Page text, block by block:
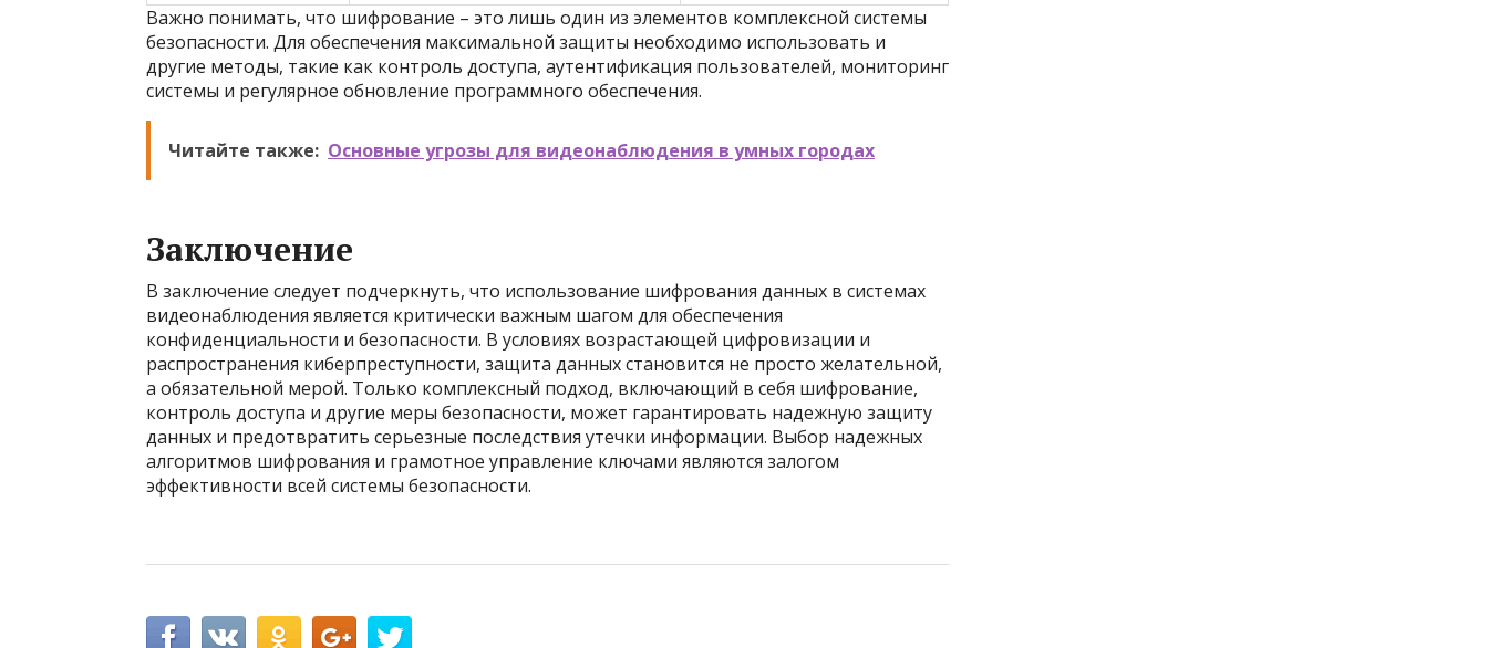
Важно понимать, что шифрование – это лишь один из элементов комплексной системы
безопасности. Для обеспечения максимальной защиты необходимо использовать и
другие методы, такие как контроль доступа, аутентификация пользователей, мониторинг
системы и регулярное обновление программного обеспечения.
Читайте также: Основные угрозы для видеонаблюдения в умных городах
Заключение
В заключение следует подчеркнуть, что использование шифрования данных в системах
видеонаблюдения является критически важным шагом для обеспечения
конфиденциальности и безопасности. В условиях возрастающей цифровизации и
распространения киберпреступности, защита данных становится не просто желательной,
а обязательной мерой. Только комплексный подход, включающий в себя шифрование,
контроль доступа и другие меры безопасности, может гарантировать надежную защиту
данных и предотвратить серьезные последствия утечки информации. Выбор надежных
алгоритмов шифрования и грамотное управление ключами являются залогом
эффективности всей системы безопасности.